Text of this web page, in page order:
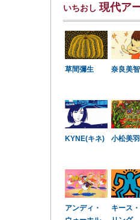
いちおし 現代ア
草間彌生 奈良美智
KYNE(キネ) 小松美羽
アンディ・
キース